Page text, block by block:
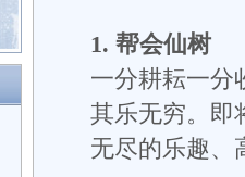
1. 帮会仙树
一分耕耘一分
其乐无穷。即
无尽的乐趣、